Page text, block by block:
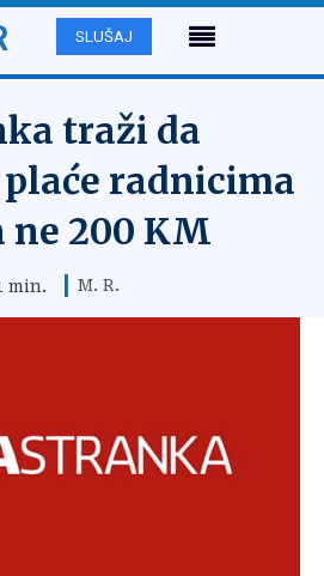
SLUŠAJ
traži da
radnicima
ne 200 KM
min. M. R.